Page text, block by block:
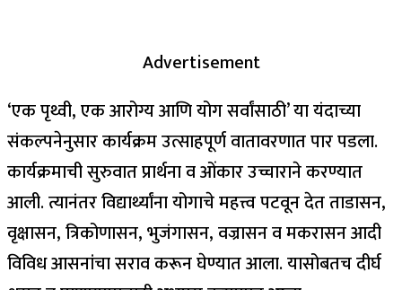
Advertisement
‘एक पृथ्वी, एक आरोग्य आणि योग सर्वांसाठी’ या यंदाच्या
संकल्पनेनुसार कार्यक्रम उत्साहपूर्ण वातावरणात पार पडला.
कार्यक्रमाची सुरुवात प्रार्थना व ओंकार उच्चाराने करण्यात
आली. त्यानंतर विद्यार्थ्यांना योगाचे महत्त्व पटवून देत ताडासन,
वृक्षासन, त्रिकोणासन, भुजंगासन, वज्रासन व मकरासन आदी
विविध आसनांचा सराव करून घेण्यात आला. यासोबतच दीर्घ